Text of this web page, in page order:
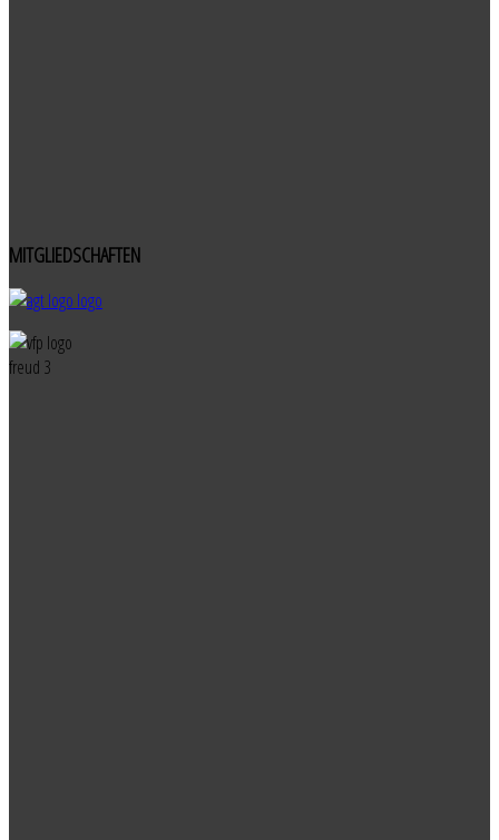
MITGLIEDSCHAFTEN